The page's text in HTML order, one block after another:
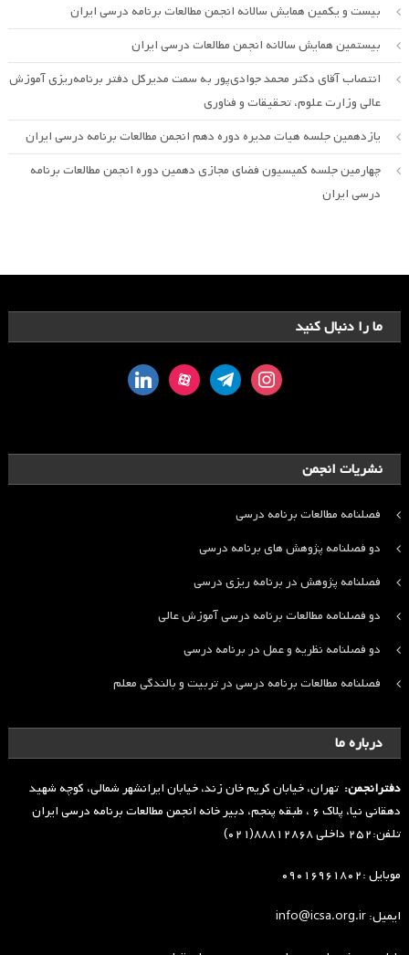
بیست و یکمین همایش سالانه انجمن مطالعات برنامه درسی ایران
بیستمین همایش سالانه انجمن مطالعات درسی ایران
انتصاب آقای دکتر محمد جوادی‌پور به سمت مدیرکل دفتر برنامه‌ریزی آموزش
عالی وزارت علوم، تحقیقات و فناوری
یازدهمین جلسه هیات مدیره دوره دهم انجمن مطالعات برنامه درسی ایران
چهارمین جلسه کمیسیون فضای مجازی دهمین دوره انجمن مطالعات برنامه
درسی ایران
ما را دنبال کنید
instagram
telegram
aparat
linkedin
نشریات انجمن
فصلنامه مطالعات برنامه درسی
دو فصلنامه پژوهش های برنامه درسی
فصلنامه پژوهش در برنامه ریزی درسی
دو فصلنامه مطالعات برنامه درسی آموزش عالی
دو فصلنامه نظریه و عمل در برنامه درسی
فصلنامه مطالعات برنامه درسی در تربیت و بالندگی معلم
درباره ما
دفترانجمن: تهران، خیابان کریم خان زند، خیابان ایرانشهر شمالی، کوچه شهید
دهقانی نیا، پلاک ۶ ، طبقه پنجم، دبیر خانه انجمن مطالعات برنامه درسی ایران
تلفن:۲۵۲ داخلی ۸۸۸۱۲۸۶۸(۰۲۱)
موبایل :۰۹۰۱۶۹۶۱۸۰۲
ایمیل: info@icsa.org.ir